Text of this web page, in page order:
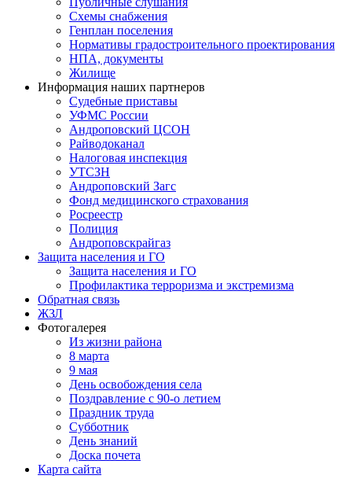
Схемы снабжения
Генплан поселения
Нормативы градостроительного проектирования
НПА, документы
Жилище
Информация наших партнеров
Судебные приставы
УФМС России
Андроповский ЦСОН
Райводоканал
Налоговая инспекция
УТСЗН
Андроповский Загс
Фонд медицинского страхования
Росреестр
Полиция
Андроповскрайгаз
Защита населения и ГО
Защита населения и ГО
Профилактика терроризма и экстремизма
Обратная связь
ЖЗЛ
Фотогалерея
Из жизни района
8 марта
9 мая
День освобождения села
Поздравление с 90-о летием
Праздник труда
Субботник
День знаний
Доска почета
Карта сайта